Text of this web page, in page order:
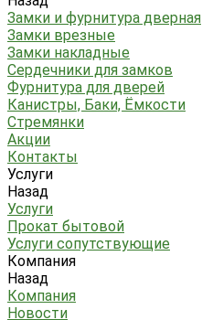
Замки и фурнитура дверная
Замки врезные
Замки накладные
Сердечники для замков
Фурнитура для дверей
Канистры, Баки, Ёмкости
Стремянки
Акции
Контакты
Услуги
Назад
Услуги
Прокат бытовой
Услуги сопутствующие
Компания
Назад
Компания
Новости